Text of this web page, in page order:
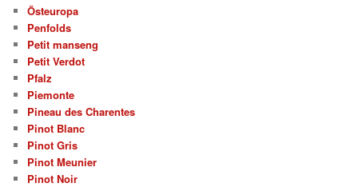
Östeuropa
Penfolds
Petit manseng
Petit Verdot
Pfalz
Piemonte
Pineau des Charentes
Pinot Blanc
Pinot Gris
Pinot Meunier
Pinot Noir